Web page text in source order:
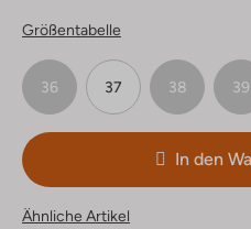
Größentabelle
36 37 38 39
In den
Ähnliche Artikel